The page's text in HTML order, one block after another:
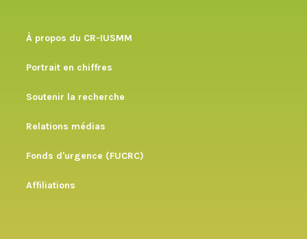
À propos du CR-IUSMM
Portrait en chiffres
Soutenir la recherche
Relations médias
Fonds d'urgence (FUCRC)
Affiliations